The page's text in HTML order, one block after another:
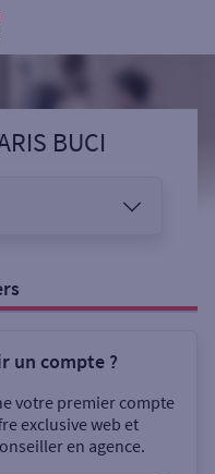
BUCI
un compte ?
votre premier compte
exclusive web et
en agence.